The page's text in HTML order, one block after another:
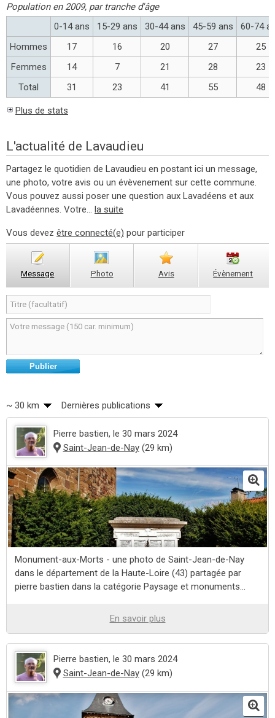
Population en 2009, par tranche d'âge
0-14 ans
15-29 ans 30-44 ans 45-59 ans
60-74
Hommes
17 16 20 27
25
Femmes
14 7 21 28
23
Total
31 23 41 55 48
Plus de stats
L'actualité de Lavaudieu
Partagez le quotidien de Lavaudieu en postant ici un message,
une photo, votre avis ou un évèvenement sur cette commune.
Vous pouvez aussi poser une question aux Lavadéens et aux
Lavadéennes. Votre... la suite
Vous devez être connecté(e) pour participer
Message Photo Avis Évènement
Publier
~ 30 km Dernières publications
Pierre bastien, le 30 mars 2024
Saint-Jean-de-Nay(29 km)
Monument-aux-Morts - une photo de Saint-Jean-de-Nay
dans le département de la Haute-Loire (43) partagée par
pierre bastien dans la catégorie Paysage et monuments...
En savoir plus
Pierre bastien, le 30 mars 2024
Saint-Jean-de-Nay(29 km)